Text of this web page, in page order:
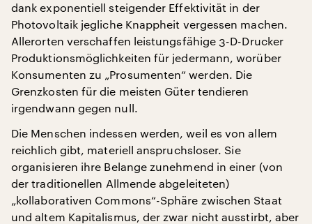
dank exponentiell steigender Effektivität in der
Photovoltaik jegliche Knappheit vergessen machen.
Allerorten verschaffen leistungsfähige 3-D-Drucker
Produktionsmöglichkeiten für jedermann, worüber
Konsumenten zu „Prosumenten“ werden. Die
Grenzkosten für die meisten Güter tendieren
irgendwann gegen null.
Die Menschen indessen werden, weil es von allem
reichlich gibt, materiell anspruchsloser. Sie
organisieren ihre Belange zunehmend in einer (von
der traditionellen Allmende abgeleiteten)
„kollaborativen Commons“-Sphäre zwischen Staat
und altem Kapitalismus, der zwar nicht ausstirbt, aber